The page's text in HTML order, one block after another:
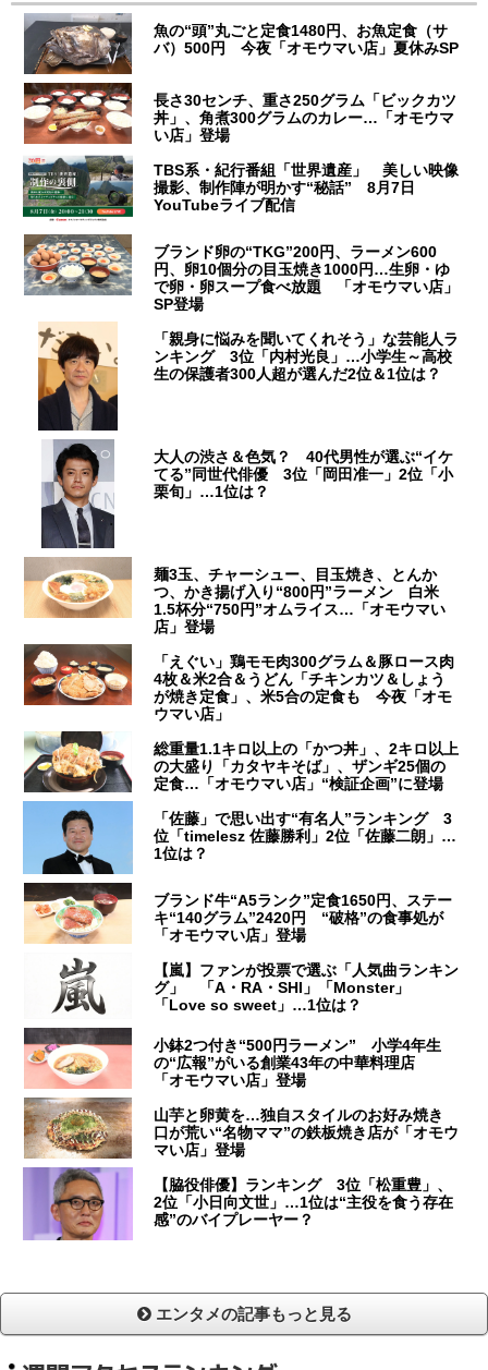
魚の“頭”丸ごと定食1480円、お魚定食（サ
バ）500円 今夜「オモウマい店」夏休みSP
長さ30センチ、重さ250グラム「ビックカツ
丼」、角煮300グラムのカレー…「オモウマ
い店」登場
TBS系・紀行番組「世界遺産」 美しい映像
撮影、制作陣が明かす“秘話” 8月7日
YouTubeライブ配信
ブランド卵の“TKG”200円、ラーメン600
円、卵10個分の目玉焼き1000円…生卵・ゆ
で卵・卵スープ食べ放題 「オモウマい店」
SP登場
「親身に悩みを聞いてくれそう」な芸能人ラ
ンキング 3位「内村光良」…小学生～高校
生の保護者300人超が選んだ2位＆1位は？
大人の渋さ＆色気？ 40代男性が選ぶ“イケ
てる”同世代俳優 3位「岡田准一」2位「小
栗旬」…1位は？
麺3玉、チャーシュー、目玉焼き、とんか
つ、かき揚げ入り“800円”ラーメン 白米
1.5杯分“750円”オムライス…「オモウマい
店」登場
「えぐい」鶏モモ肉300グラム＆豚ロース肉
4枚＆米2合＆うどん「チキンカツ＆しょう
が焼き定食」、米5合の定食も 今夜「オモ
ウマい店」
総重量1.1キロ以上の「かつ丼」、2キロ以上
の大盛り「カタヤキそば」、ザンギ25個の
定食…「オモウマい店」“検証企画”に登場
「佐藤」で思い出す“有名人”ランキング 3
位「timelesz 佐藤勝利」2位「佐藤二朗」…
1位は？
ブランド牛“A5ランク”定食1650円、ステー
キ“140グラム”2420円 “破格”の食事処が
「オモウマい店」登場
【嵐】ファンが投票で選ぶ「人気曲ランキン
グ」 「A・RA・SHI」「Monster」
「Love so sweet」…1位は？
小鉢2つ付き“500円ラーメン” 小学4年生
の“広報”がいる創業43年の中華料理店
「オモウマい店」登場
山芋と卵黄を…独自スタイルのお好み焼き
口が荒い“名物ママ”の鉄板焼き店が「オモウ
マい店」登場
【脇役俳優】ランキング 3位「松重豊」、
2位「小日向文世」…1位は“主役を食う存在
感”のバイプレーヤー？
エンタメの記事もっと見る